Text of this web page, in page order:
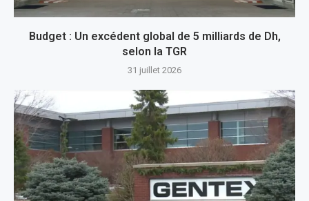
Budget : Un excédent global de 5 milliards de Dh,
selon la TGR
31 juillet 2026